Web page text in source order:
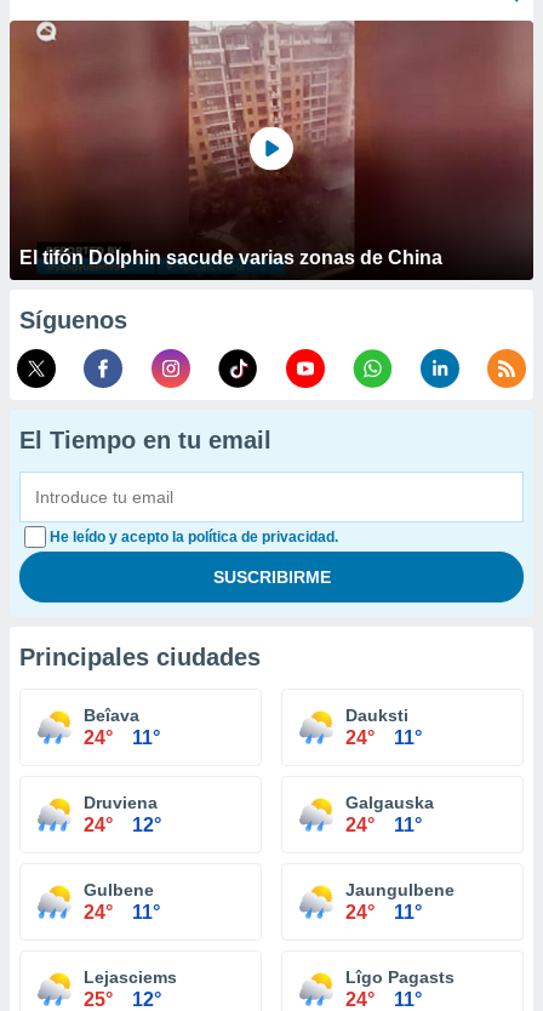
El tifón Dolphin sacude varias zonas de China
Síguenos
El Tiempo en tu email
He leído y acepto la política de privacidad.
Principales ciudades
Beîava
24° 11°
Dauksti
24° 11°
Druviena
24° 12°
Galgauska
24° 11°
Gulbene
24° 11°
Jaungulbene
24° 11°
Lejasciems
25° 12°
Lîgo Pagasts
24° 11°